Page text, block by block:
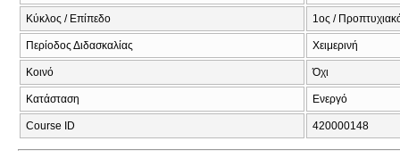
Κύκλος / Επίπεδο 1ος /
Περίοδος Διδασκαλίας Χειμερινή
Κοινό Όχι
Κατάσταση Ενεργό
Course ID 420000148